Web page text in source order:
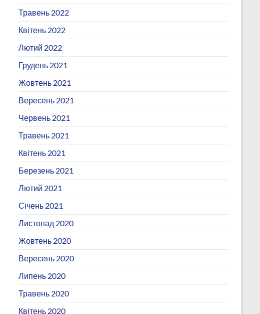
Травень 2022
Квітень 2022
Лютий 2022
Грудень 2021
Жовтень 2021
Вересень 2021
Червень 2021
Травень 2021
Квітень 2021
Березень 2021
Лютий 2021
Січень 2021
Листопад 2020
Жовтень 2020
Вересень 2020
Липень 2020
Травень 2020
Квітень 2020